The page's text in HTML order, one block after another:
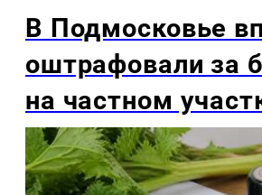
В Подмосковье
оштрафовали за
на частном